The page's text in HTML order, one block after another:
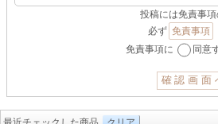
投稿には免責事項
必ず 免責事項
免責事項に
同意